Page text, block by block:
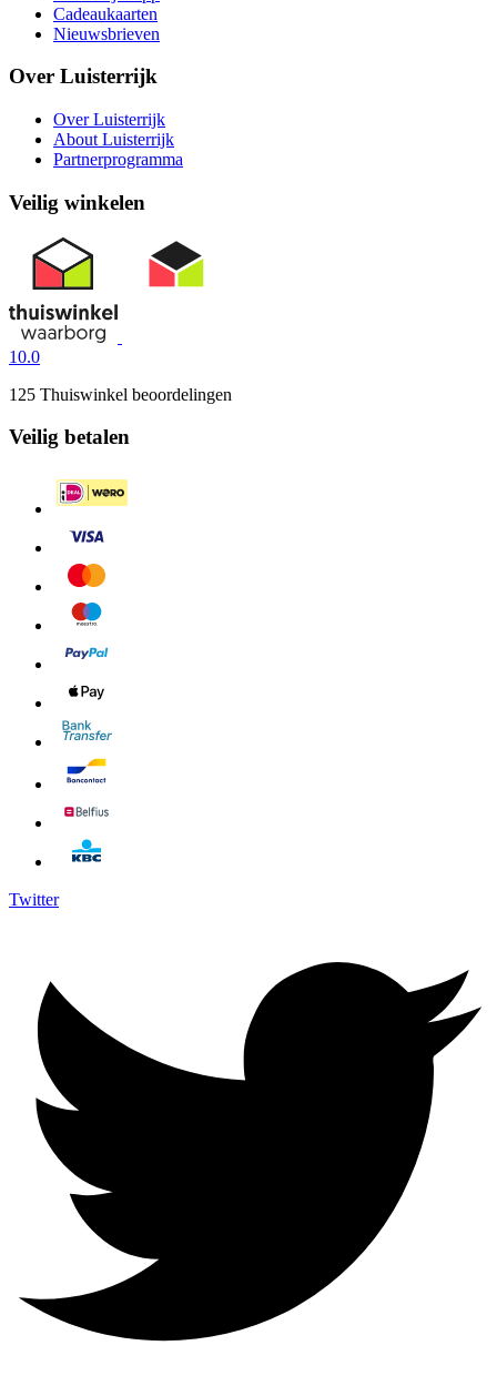
Cadeaukaarten
Nieuwsbrieven
Over Luisterrijk
Over Luisterrijk
About Luisterrijk
Partnerprogramma
Veilig winkelen
10.0
125 Thuiswinkel beoordelingen
Veilig betalen
Twitter